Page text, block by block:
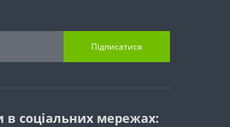
Підписатися
в соціальних мережах: